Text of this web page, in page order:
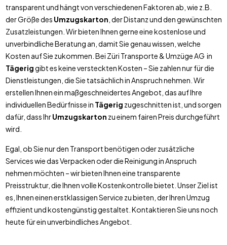
transparent und hängt von verschiedenen Faktoren ab, wie z.B.
der Größe des Umzugskarton , der Distanz und den gewünschten
Zusatzleistungen. Wir bieten Ihnen gerne eine kostenlose und
unverbindliche Beratung an, damit Sie genau wissen, welche
Kosten auf Sie zukommen. Bei Züri Transporte & Umzüge AG in
Tägeriggibt es keine versteckten Kosten – Sie zahlen nur für die
Dienstleistungen, die Sie tatsächlich in Anspruch nehmen. Wir
erstellen Ihnen ein maßgeschneidertes Angebot, das auf Ihre
individuellen Bedürfnisse in Tägerig zugeschnitten ist, und sorgen
dafür, dass IhrUmzugskarton zu einem fairen Preis durchgeführt
wird.
Egal, ob Sie nur den Transport benötigen oder zusätzliche
Services wie das Verpacken oder die Reinigung in Anspruch
nehmen möchten – wir bieten Ihnen eine transparente
Preisstruktur, die Ihnen volle Kostenkontrolle bietet. Unser Ziel ist
es, Ihnen einen erstklassigen Service zu bieten, der Ihren Umzug
effizient und kostengünstig gestaltet. Kontaktieren Sie uns noch
heute für ein unverbindliches Angebot.